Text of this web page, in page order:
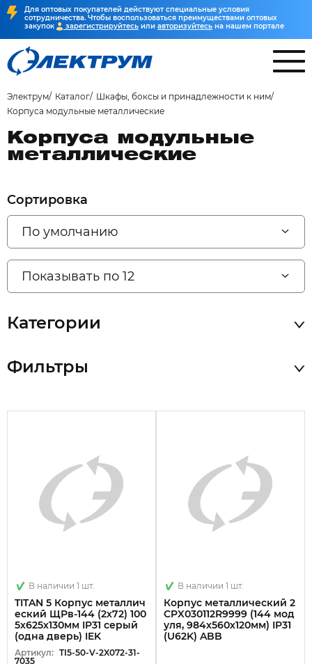
Для оптовых покупателей действуют специальные условия
сотрудничества. Чтобы воспользоваться преимуществами оптовых
закупок
зарегистрируйтесь или авторизуйтесь на нашем портале
Электрум Каталог
Шкафы, боксы и принадлежности к ним
Корпуса модульные металлические
Корпуса модульные
металлические
Сортировка
По умолчанию
Показывать по 12
Категории
Фильтры
В наличии 1 шт.
TITAN 5 Корпус металлич
еский ЩРв-144 (2х72) 100
5х625х130мм IP31 серый
(одна дверь) IEK
Артикул: TI5-50-V-2X072-31-
7035
В наличии 1 шт.
Корпус металлический 2
CPX030112R9999 (144 мод
уля, 984х560х120мм) IP31
(U62K) ABB